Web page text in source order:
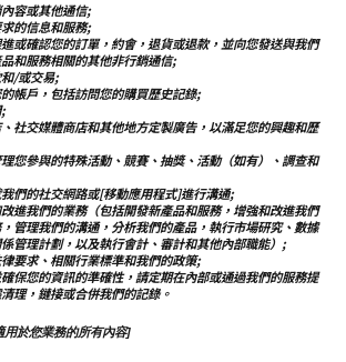
容或其他通信;
的信息和服務;
或確認您的訂單，約會，退貨或退款，並向您發送與我們
和服務相關的其他非行銷通信;
/或交易;
帳戶，包括訪問您的購買歷史記錄;
社交媒體商店和其他地方定製廣告，以滿足您的興趣和歷
您參與的特殊活動、競賽、抽獎、活動（如有）、調查和
們的社交網路或[移動應用程式]進行溝通;
進我們的業務（包括開發新產品和服務，增強和改進我們
管理我們的溝通，分析我們的產品，執行市場研究、數據
管理計劃，以及執行會計、審計和其他內部職能）;
要求、相關行業標準和我們的政策;
保您的資訊的準確性，請定期在內部或通過我們的服務提
理，鏈接或合併我們的記錄。
於您業務的所有內容]